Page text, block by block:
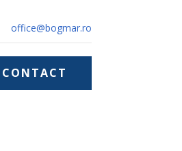
office@bogmar.ro
CONTACT